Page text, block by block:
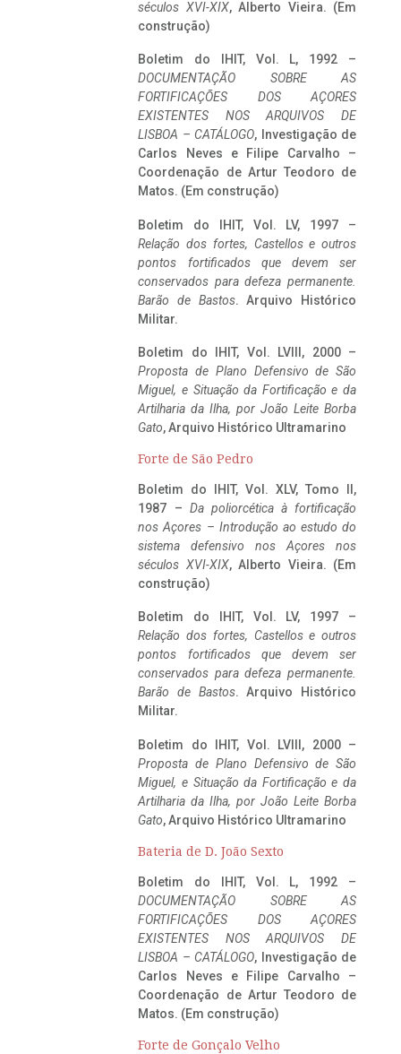
séculos XVI-XIX, Alberto Vieira. (Em
construção)
Boletim do IHIT, Vol. L, 1992 –
DOCUMENTAÇÃO SOBRE AS
FORTIFICAÇÕES DOS AÇORES
EXISTENTES NOS ARQUIVOS DE
LISBOA – CATÁLOGO, Investigação de
Carlos Neves e Filipe Carvalho –
Coordenação de Artur Teodoro de
Matos. (Em construção)
Boletim do IHIT, Vol. LV, 1997 –
Relação dos fortes, Castellos e outros
pontos fortificados que devem ser
conservados para defeza permanente.
Barão de Bastos. Arquivo Histórico
Militar.
Boletim do IHIT, Vol. LVIII, 2000 –
Proposta de Plano Defensivo de São
Miguel, e Situação da Fortificação e da
Artilharia da Ilha, por João Leite Borba
Gato, Arquivo Histórico Ultramarino
Forte de São Pedro
Boletim do IHIT, Vol. XLV, Tomo II,
1987 – Da poliorcética à fortificação
nos Açores – Introdução ao estudo do
sistema defensivo nos Açores nos
séculos XVI-XIX, Alberto Vieira. (Em
construção)
Boletim do IHIT, Vol. LV, 1997 –
Relação dos fortes, Castellos e outros
pontos fortificados que devem ser
conservados para defeza permanente.
Barão de Bastos. Arquivo Histórico
Militar.
Boletim do IHIT, Vol. LVIII, 2000 –
Proposta de Plano Defensivo de São
Miguel, e Situação da Fortificação e da
Artilharia da Ilha, por João Leite Borba
Gato, Arquivo Histórico Ultramarino
Bateria de D. João Sexto
Boletim do IHIT, Vol. L, 1992 –
DOCUMENTAÇÃO SOBRE AS
FORTIFICAÇÕES DOS AÇORES
EXISTENTES NOS ARQUIVOS DE
LISBOA – CATÁLOGO, Investigação de
Carlos Neves e Filipe Carvalho –
Coordenação de Artur Teodoro de
Matos. (Em construção)
Forte de Gonçalo Velho